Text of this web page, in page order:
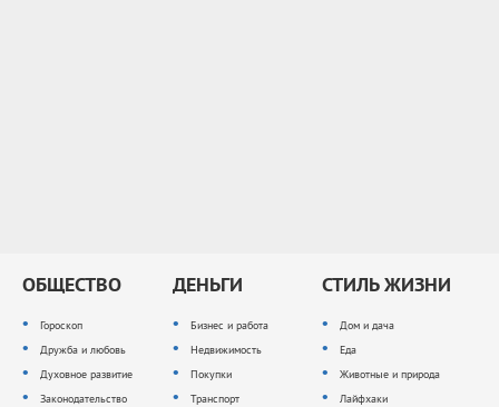
ОБЩЕСТВО
Гороскоп
Дружба и любовь
Духовное развитие
Законодательство
ДЕНЬГИ
Бизнес и работа
Недвижимость
Покупки
Транспорт
СТИЛЬ ЖИЗНИ
Дом и дача
Еда
Животные и природа
Лайфхаки